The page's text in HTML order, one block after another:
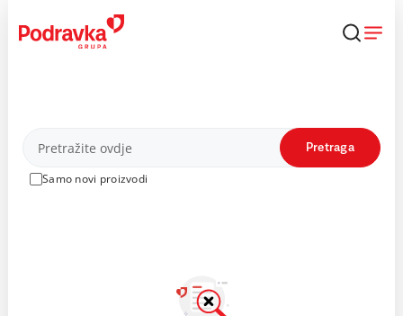
content
Proizvodi
Samo novi proizvodi
Pretraga